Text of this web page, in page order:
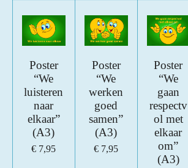
Poster
“We
luisteren
naar
elkaar”
(A3)
€ 7,95
Poster
“We
werken
goed
samen”
(A3)
€ 7,95
Poster
“We
gaan
respectv
ol met
elkaar
om”
(A3)